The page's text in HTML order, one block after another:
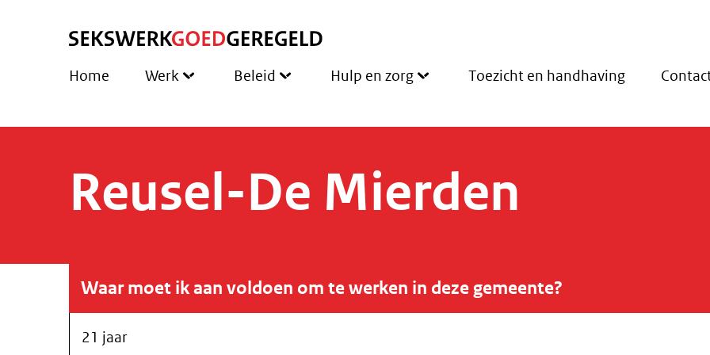
Home Werk Beleid Hulp en zorg Toezicht en handhaving
Reusel-De Mierden
Waar moet ik aan voldoen om te werken in deze gemeente?
21 jaar